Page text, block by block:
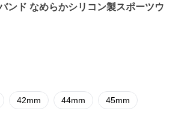
ンド なめらかシリコン製スポーツウ
42mm 44mm 45mm